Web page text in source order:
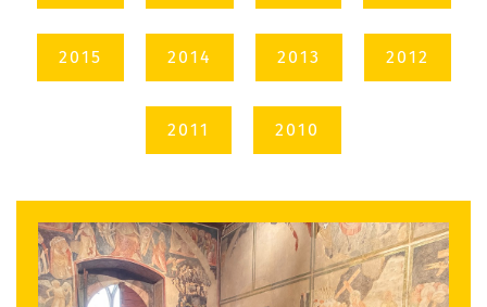
2015 2014 2013 2012
2011 2010